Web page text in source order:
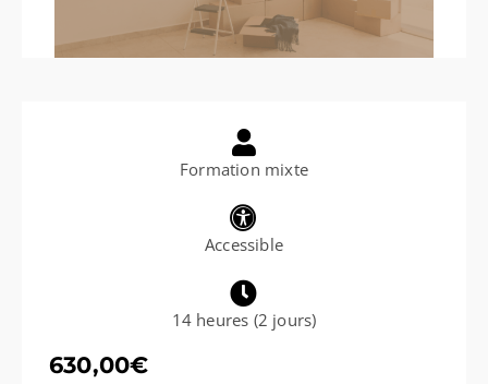
Formation mixte
Accessible
14 heures (2 jours)
630,00€